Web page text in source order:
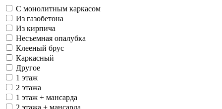
С монолитным каркасом
Из газобетона
Из кирпича
Несъемная опалубка
Клееный брус
Каркасный
Другое
1 этаж
2 этажа
1 этаж + мансарда
2 этажа + мансарда